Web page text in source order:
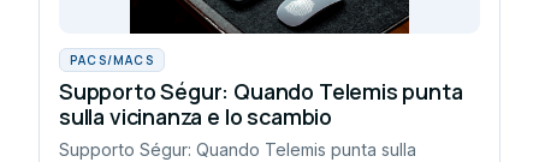
PACS/MACS
Supporto Ségur: Quando Telemis punta
sulla vicinanza e lo scambio
Supporto Ségur: Quando Telemis punta sulla